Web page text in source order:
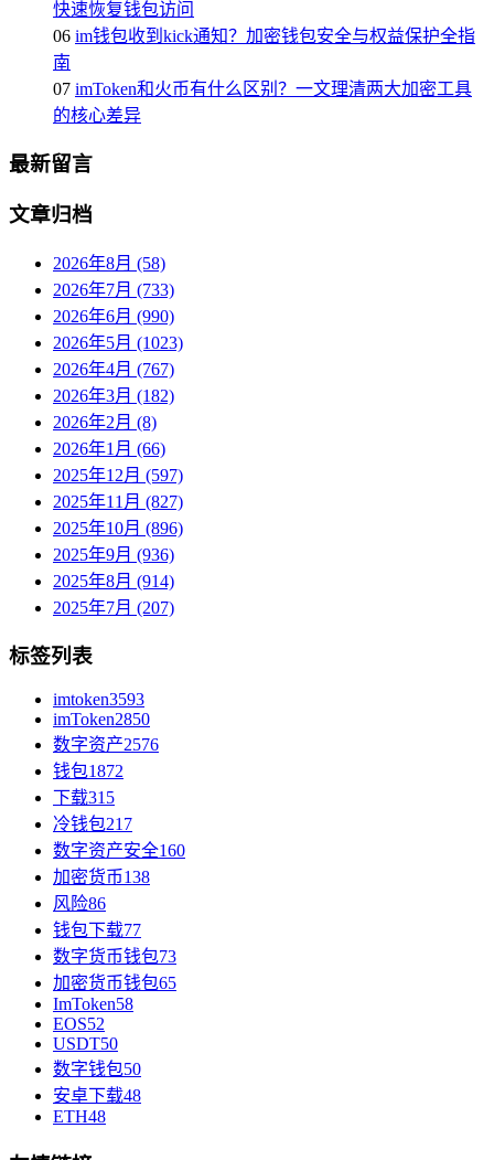
快速恢复钱包访问
06 im钱包收到kick通知？加密钱包安全与权益保护全指
南
07 imToken和火币有什么区别？一文理清两大加密工具
的核心差异
最新留言
文章归档
2026年8月 (58)
2026年7月 (733)
2026年6月 (990)
2026年5月 (1023)
2026年4月 (767)
2026年3月 (182)
2026年2月 (8)
2026年1月 (66)
2025年12月 (597)
2025年11月 (827)
2025年10月 (896)
2025年9月 (936)
2025年8月 (914)
2025年7月 (207)
标签列表
imtoken3593
imToken2850
数字资产2576
钱包1872
下载315
冷钱包217
数字资产安全160
加密货币138
风险86
钱包下载77
数字货币钱包73
加密货币钱包65
ImToken58
EOS52
USDT50
数字钱包50
安卓下载48
ETH48